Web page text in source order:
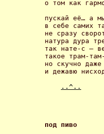
о том как
пускай её… а
в себе самих
не сразу
натура дура
так нате-с –
такое трам-
но скучно
и дежавю
..^..
под пиво